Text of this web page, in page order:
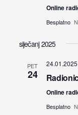
Online
Besplatno
siječanj 2025
PET
24
Online
Besplatno